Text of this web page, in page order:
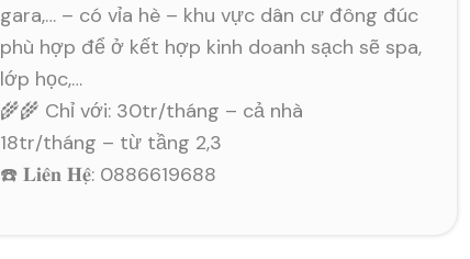
gara,… – có vỉa hè – khu vực dân cư đông đúc
phù hợp để ở kết hợp kinh doanh sạch sẽ spa,
lớp học,…
🌾🌾 Chỉ với: 30tr/tháng – cả nhà
18tr/tháng – từ tầng 2,3
☎️ 𝐋𝐢𝐞̂𝐧 𝐇𝐞̣̂: 0886619688